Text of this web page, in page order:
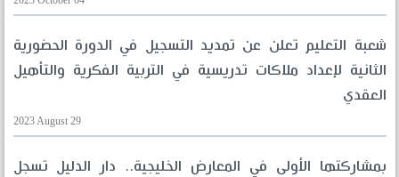
شعبة التعليم تعلن عن تمديد التسجيل في الدورة الحضورية
الثانية لإعداد ملاكات تدريسية في التربية الفكرية والتأهيل
العقدي
2023 August 29
بمشاركتها الأولى في المعارض الخليجية.. دار الدليل تسجل